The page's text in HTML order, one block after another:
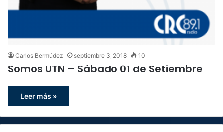
Carlos Bermúdez septiembre 3, 2018 10
Somos UTN – Sábado 01 de Setiembre
Leer más »